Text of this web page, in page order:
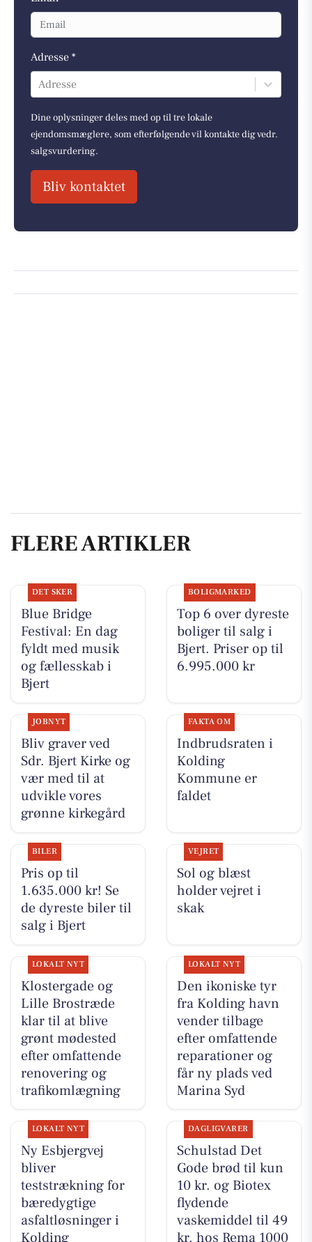
Adresse *
Adresse
Dine oplysninger deles med op til tre lokale
ejendomsmæglere, som efterfølgende vil kontakte dig vedr.
salgsvurdering.
Bliv kontaktet
FLERE ARTIKLER
DET SKER
Blue Bridge
Festival: En dag
fyldt med musik
og fællesskab i
Bjert
BOLIGMARKED
Top 6 over dyreste
boliger til salg i
Bjert. Priser op til
6.995.000 kr
JOBNYT
Bliv graver ved
Sdr. Bjert Kirke og
vær med til at
udvikle vores
grønne kirkegård
FAKTA OM
Indbrudsraten i
Kolding
Kommune er
faldet
BILER
Pris op til
1.635.000 kr! Se
de dyreste biler til
salg i Bjert
VEJRET
Sol og blæst
holder vejret i
skak
LOKALT NYT
Klostergade og
Lille Brostræde
klar til at blive
grønt mødested
efter omfattende
renovering og
trafikomlægning
LOKALT NYT
Den ikoniske tyr
fra Kolding havn
vender tilbage
efter omfattende
reparationer og
får ny plads ved
Marina Syd
LOKALT NYT
Ny Esbjergvej
bliver
teststrækning for
bæredygtige
asfaltløsninger i
Kolding
DAGLIGVARER
Schulstad Det
Gode brød til kun
10 kr. og Biotex
flydende
vaskemiddel til 49
kr. hos Rema 1000